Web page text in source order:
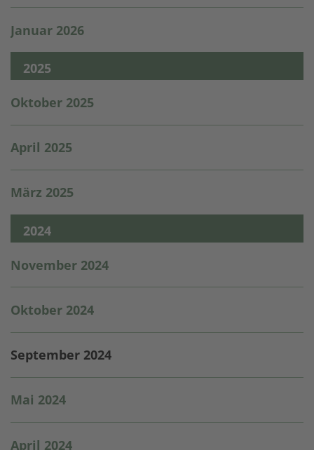
Januar 2026
2025
Oktober 2025
April 2025
März 2025
2024
November 2024
Oktober 2024
September 2024
Mai 2024
April 2024